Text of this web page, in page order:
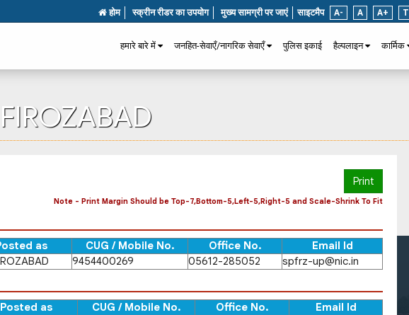
होम स्क्रीन रीडर का उपयोग मुख्य सामग्री पर जाएं साइटमैप A- A A+ T
हमारे बारे में जनहित-सेवाएँ/नागरिक सेवाएँ पुलिस इकाई हैल्पलाइन कार्मिक
Print
Note - Print Margin Should be Top-7,Bottom-5,Left-5,Right-5 and Scale-Shrink To Fit
as CUG / Mobile No. Office No.
Email Id
9454400269 05612-285052 spfrz-up@nic.in
Posted as CUG / Mobile No. Office No.
Email Id